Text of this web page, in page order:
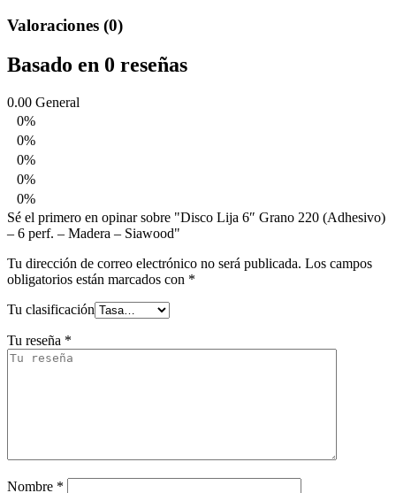
Valoraciones (0)
Basado en 0 reseñas
0.00 General
0%
0%
0%
0%
0%
Sé el primero en opinar sobre "Disco Lija 6″ Grano 220 (Adhesivo)
– 6 perf. – Madera – Siawood"
Tu dirección de correo electrónico no será publicada. Los campos
obligatorios están marcados con *
Tu clasificación
Tu reseña *
Nombre *